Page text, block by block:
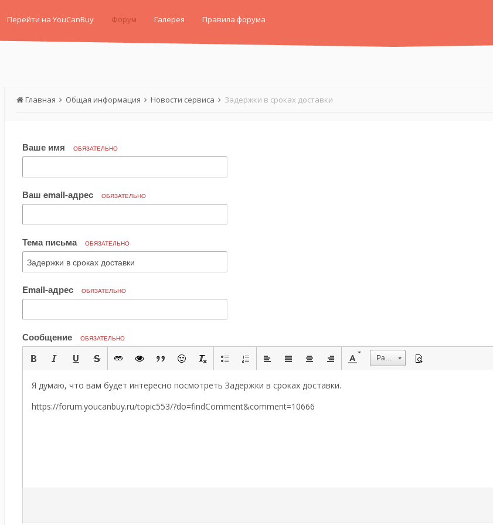
Перейти на YouCanBuy Форум Галерея Правила форума
Главная Общая информация Новости сервиса Задержки в сроках доставки
Ваше имя ОБЯЗАТЕЛЬНО
Ваш email-адрес ОБЯЗАТЕЛЬНО
Тема письма ОБЯЗАТЕЛЬНО
Email-адрес ОБЯЗАТЕЛЬНО
Сообщение ОБЯЗАТЕЛЬНО
Размер
Я думаю, что вам будет интересно посмотреть Задержки в сроках доставки.
https://forum.youcanbuy.ru/topic553/?do=findComment&comment=10666